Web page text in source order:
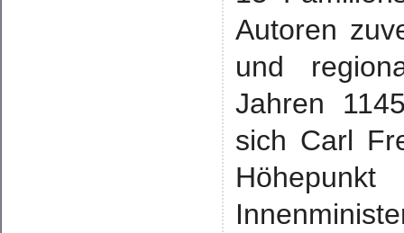
Autoren
und
Jahren
sich Carl